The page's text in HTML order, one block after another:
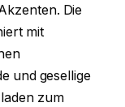
Die
mit
und gesellige
zum